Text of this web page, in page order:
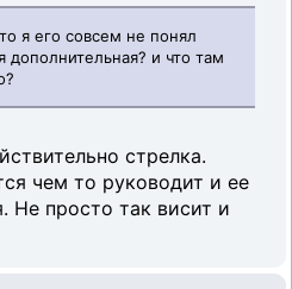
я его совсем не понял
дополнительная? и что там
стрелка.
чем то руководит и ее
Не просто так висит и